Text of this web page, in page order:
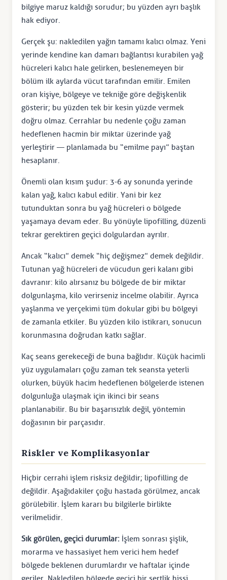
bilgiye maruz kaldığı sorudur; bu yüzden ayrı başlık
hak ediyor.
Gerçek şu: nakledilen yağın tamamı kalıcı olmaz. Yeni
yerinde kendine kan damarı bağlantısı kurabilen yağ
hücreleri kalıcı hale gelirken, beslenemeyen bir
bölüm ilk aylarda vücut tarafından emilir. Emilen
oran kişiye, bölgeye ve tekniğe göre değişkenlik
gösterir; bu yüzden tek bir kesin yüzde vermek
doğru olmaz. Cerrahlar bu nedenle çoğu zaman
hedeflenen hacmin bir miktar üzerinde yağ
yerleştirir — planlamada bu “emilme payı” baştan
hesaplanır.
Önemli olan kısım şudur: 3-6 ay sonunda yerinde
kalan yağ, kalıcı kabul edilir. Yani bir kez
tutunduktan sonra bu yağ hücreleri o bölgede
yaşamaya devam eder. Bu yönüyle lipofilling, düzenli
tekrar gerektiren geçici dolgulardan ayrılır.
Ancak “kalıcı” demek “hiç değişmez” demek değildir.
Tutunan yağ hücreleri de vücudun geri kalanı gibi
davranır: kilo alırsanız bu bölgede de bir miktar
dolgunlaşma, kilo verirseniz incelme olabilir. Ayrıca
yaşlanma ve yerçekimi tüm dokular gibi bu bölgeyi
de zamanla etkiler. Bu yüzden kilo istikrarı, sonucun
korunmasına doğrudan katkı sağlar.
Kaç seans gerekeceği de buna bağlıdır. Küçük hacimli
yüz uygulamaları çoğu zaman tek seansta yeterli
olurken, büyük hacim hedeflenen bölgelerde istenen
dolgunluğa ulaşmak için ikinci bir seans
planlanabilir. Bu bir başarısızlık değil, yöntemin
doğasının bir parçasıdır.
Riskler ve Komplikasyonlar
Hiçbir cerrahi işlem risksiz değildir; lipofilling de
değildir. Aşağıdakiler çoğu hastada görülmez, ancak
görülebilir. İşlem kararı bu bilgilerle birlikte
verilmelidir.
Sık görülen, geçici durumlar: İşlem sonrası şişlik,
morarma ve hassasiyet hem verici hem hedef
bölgede beklenen durumlardır ve haftalar içinde